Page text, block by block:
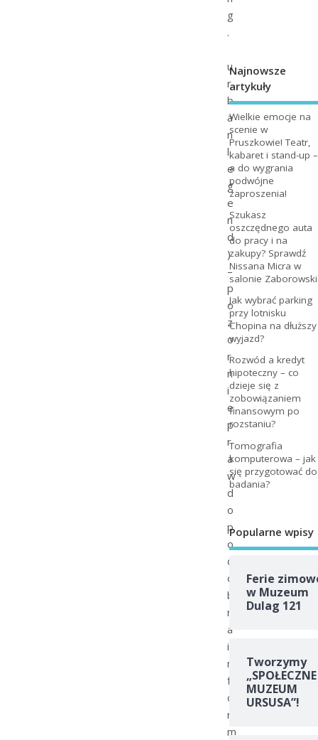
g
.
u
r
b
a
n
l
e
g
e
n
d
)
–
p
o
z
o
r
n
i
e
p
r
a
w
d
o
p
o
d
o
b
n
a
i
n
f
o
r
m
Najnowsze
artykuły
Wielkie emocje na
scenie w
Pruszkowie! Teatr,
kabaret i stand-up –
a do wygrania
podwójne
zaproszenia!
Szukasz
oszczędnego auta
do pracy i na
zakupy? Sprawdź
Nissana Micra w
salonie Zaborowski
Jak wybrać parking
przy lotnisku
Chopina na dłuższy
wyjazd?
Rozwód a kredyt
hipoteczny – co
dzieje się z
zobowiązaniem
finansowym po
rozstaniu?
Tomografia
komputerowa – jak
się przygotować do
badania?
Popularne wpisy
Ferie
w Muzeum
Dulag 121
Tworzymy
„SPOŁECZNE
MUZEUM
URSUSA”!